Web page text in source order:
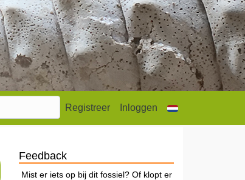
Registreer Inloggen
Feedback
Mist er iets op bij dit fossiel? Of klopt er